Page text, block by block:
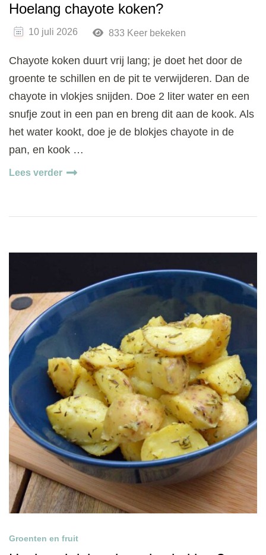
Hoelang chayote koken?
10 juli 2026 833 Keer bekeken
Chayote koken duurt vrij lang; je doet het door de
groente te schillen en de pit te verwijderen. Dan de
chayote in vlokjes snijden. Doe 2 liter water en een
snufje zout in een pan en breng dit aan de kook. Als
het water kookt, doe je de blokjes chayote in de
pan, en kook …
Lees verder
Groenten en fruit